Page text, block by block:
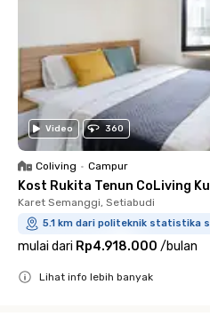
Video 360
Coliving • Campur
Kost Rukita Tenun CoLiving
Karet Semanggi, Setiabudi
5.1 km dari politeknik statistika
mulai dari Rp4.918.000 /bulan
Lihat info lebih banyak